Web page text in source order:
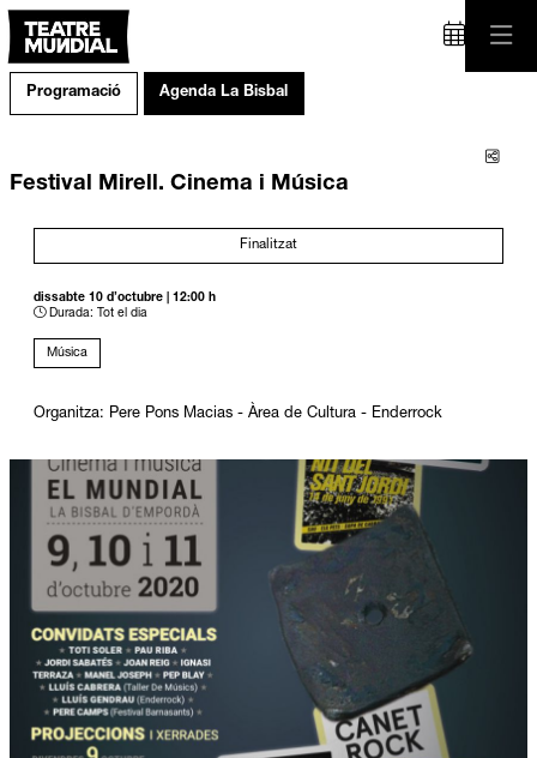
Programació Agenda La Bisbal
Festival Mirell. Cinema i Música
Finalitzat
dissabte 10 d’octubre
12:00 h
Durada: Tot el dia
Música
Organitza: Pere Pons Macias - Àrea de Cultura - Enderrock